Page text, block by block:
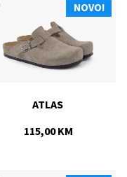
NOVO!
ATLAS
115,00 KM